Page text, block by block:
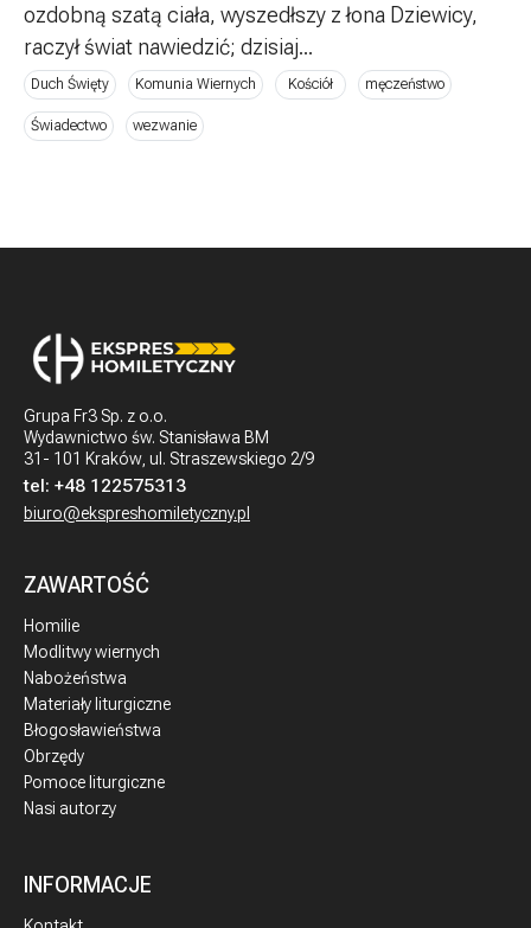
ozdobną szatą ciała, wyszedłszy z łona Dziewicy,
raczył świat nawiedzić; dzisiaj...
Duch Święty Komunia Wiernych Kościół męczeństwo
Świadectwo wezwanie
Grupa Fr3 Sp. z o.o.
Wydawnictwo św. Stanisława BM
31- 101 Kraków, ul. Straszewskiego 2/9
tel: +48 122575313
biuro@ekspreshomiletyczny.pl
ZAWARTOŚĆ
Homilie
Modlitwy wiernych
Nabożeństwa
Materiały liturgiczne
Błogosławieństwa
Obrzędy
Pomoce liturgiczne
Nasi autorzy
INFORMACJE